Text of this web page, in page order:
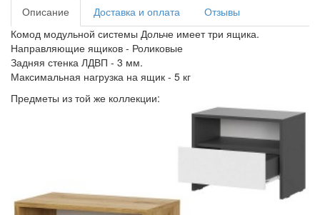
Описание Доставка и оплата
Отзывы
Комод модульной системы Дольче имеет три ящика.
Направляющие ящиков - Роликовые
Задняя стенка ЛДВП - 3 мм.
Максимальная нагрузка на ящик - 5 кг
Предметы из той же коллекции: